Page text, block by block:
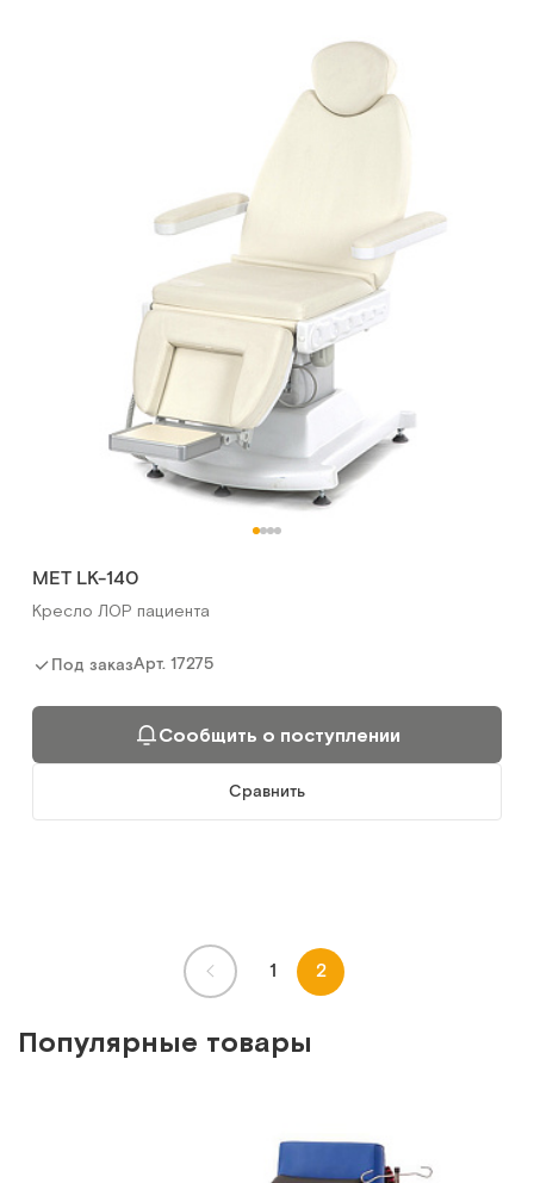
MET LK-140
Кресло ЛОР пациента
Под заказАрт. 17275
Сообщить о поступлении
Сравнить
1 2
Популярные товары